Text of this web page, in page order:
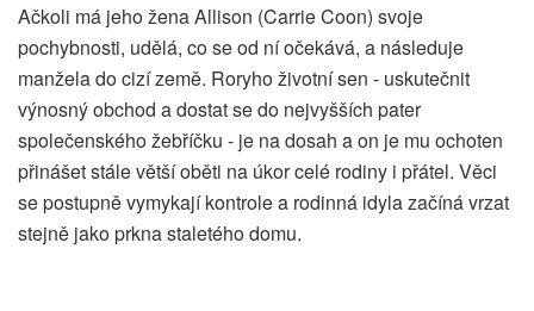
Ačkoli má jeho žena Allison (Carrie Coon) svoje
pochybnosti, udělá, co se od ní očekává, a následuje
manžela do cizí země. Roryho životní sen - uskutečnit
výnosný obchod a dostat se do nejvyšších pater
společenského žebříčku - je na dosah a on je mu ochoten
přinášet stále větší oběti na úkor celé rodiny i přátel. Věci
se postupně vymykají kontrole a rodinná idyla začíná vrzat
stejně jako prkna staletého domu.